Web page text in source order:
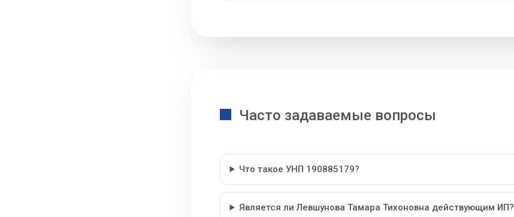
Часто задаваемые вопросы
Что такое УНП 190885179?
Является ли Левшунова Тамара Тихоновна действующим ИП?